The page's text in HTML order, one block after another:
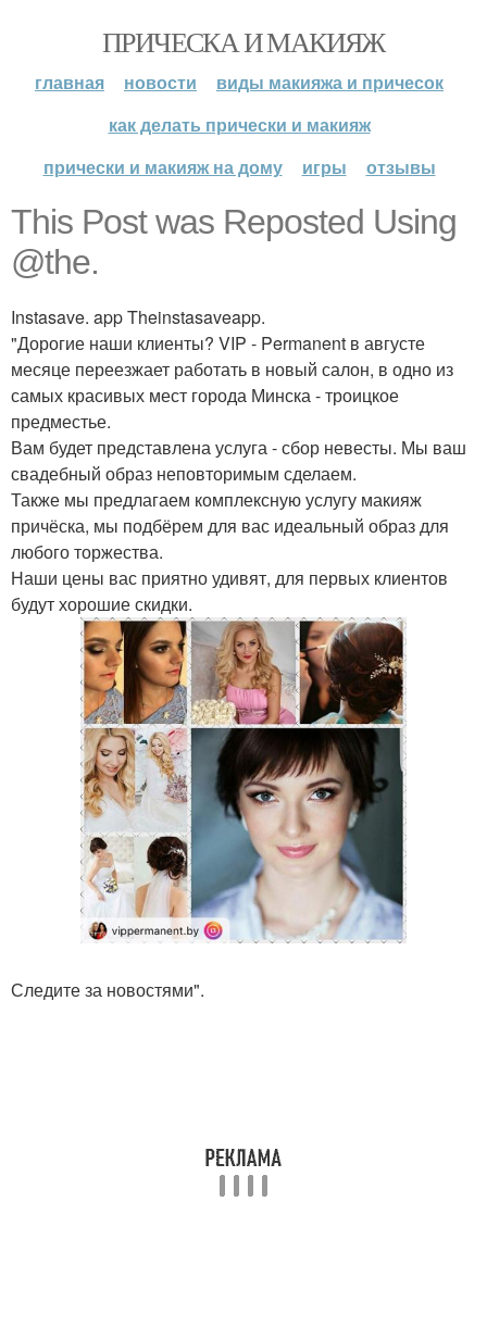
ПРИЧЕСКА И МАКИЯЖ
главная новости
виды макияжа и причесок
как делать прически и макияж
прически и макияж на дому
игры отзывы
This Post was Reposted Using
@the.
Instasave. app Theinstasaveapp.
"Дорогие наши клиенты? VIP - Permanent в августе
месяце переезжает работать в новый салон, в одно из
самых красивых мест города Минска - троицкое
предместье.
Вам будет представлена услуга - сбор невесты. Мы ваш
свадебный образ неповторимым сделаем.
Также мы предлагаем комплексную услугу макияж
причёска, мы подбёрем для вас идеальный образ для
любого торжества.
Наши цены вас приятно удивят, для первых клиентов
будут хорошие скидки.
Следите за новостями".